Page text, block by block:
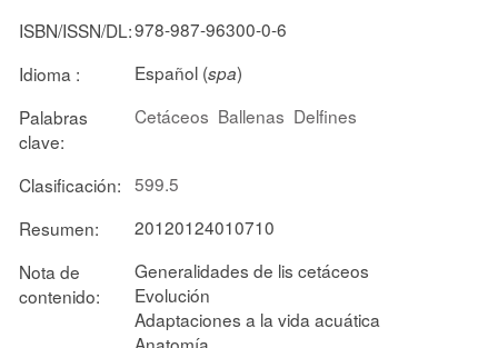
ISBN/ISSN/DL:978-987-96300-0-6
Idioma :
Español (spa)
Palabras
clave:
Cetáceos Ballenas Delfines
Clasificación: 599.5
Resumen:
20120124010710
Nota de
contenido:
Generalidades de lis cetáceos
Evolución
Adaptaciones a la vida acuática
Anatomía